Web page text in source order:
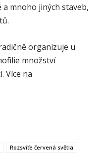
mnoho jiných staveb,
organizuje u
množství
Více na
Rozsviťe červená světla